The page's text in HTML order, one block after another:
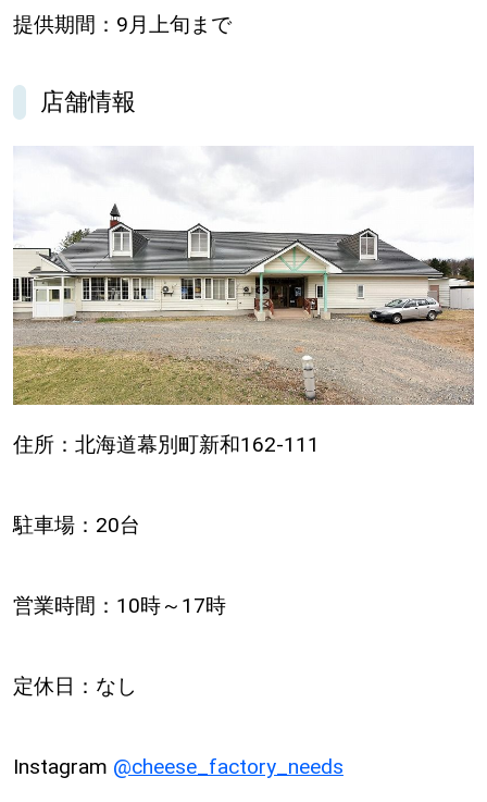
提供期間：9月上旬まで
店舗情報
住所：北海道幕別町新和162-111
駐車場：20台
営業時間：10時～17時
定休日：なし
Instagram @cheese_factory_needs